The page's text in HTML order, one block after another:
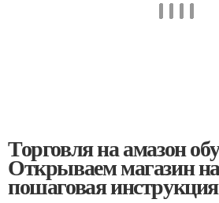
Торговля на амазон
Открываем магазин
пошаговая инструкция